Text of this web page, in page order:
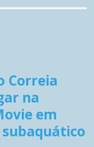
Correia
na
em
subaquático